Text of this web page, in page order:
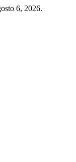
6, 2026.